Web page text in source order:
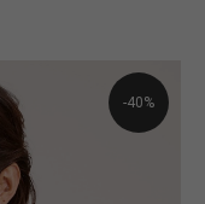
-40%